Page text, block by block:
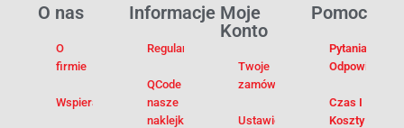
Pomoc
Pytania I
Odpowiedzi
Czas I
Koszty
Moje
Konto
Twoje
zamówienia
Ustawienia
Informacje
Regulamin
QCode –
nasze
naklejki na
O nas
O
firmie
Wspieramy